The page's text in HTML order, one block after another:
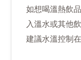
如​想​喝溫熱​飲
入​溫水​或​其他​飲
建議​水溫​控制​在​